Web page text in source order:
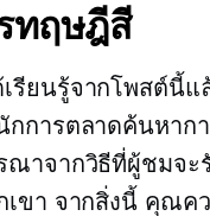
ทฤษฎีสี
รียนรู้จากโพสต์นี้แ
กการตลาดค้นหาก
ณาจากวิธีที่ผู้ชมจะ
เขา จากสิ่งนี้ คุณค